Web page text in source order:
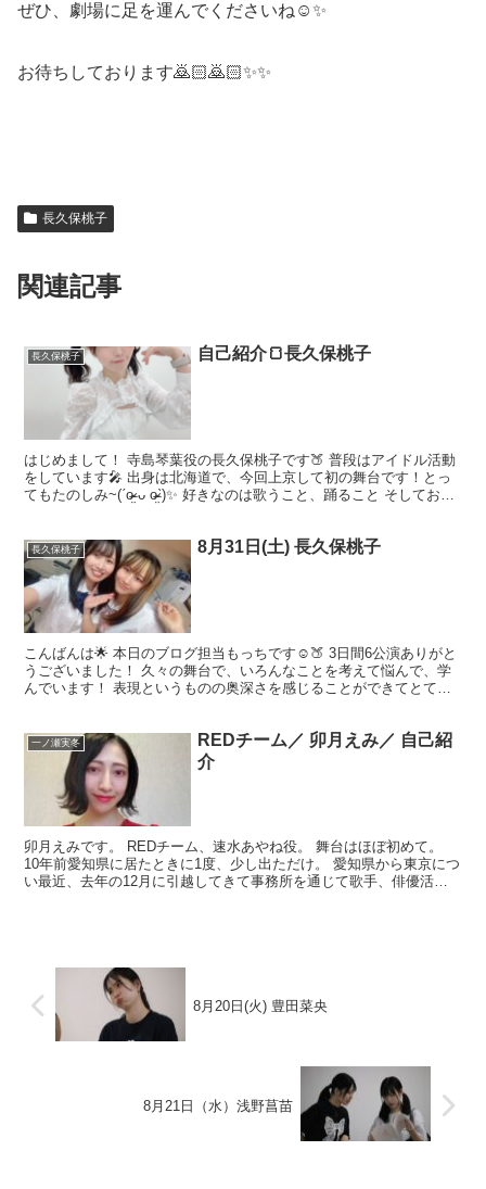
ぜひ、劇場に足を運んでくださいね☺️✨
お待ちしております🙇🏻🙇🏻✨✨
長久保桃子
関連記事
長久保桃子 自己紹介🍞長久保桃子
はじめまして！ 寺島琴葉役の長久保桃子です🍑 普段はアイドル活動
をしています🎤 出身は北海道で、今回上京して初の舞台です！とっ
てもたのしみ~(ˊo̴̶̷̤ ᴗ o̴̶̷̤ˋ)✨ 好きなのは歌うこと、踊ること そしておで
長久保桃子 8月31日(土) 長久保桃子
こんばんは🌟 本日のブログ担当もっちです☺️🍑 3日間6公演ありがと
うございました！ 久々の舞台で、いろんなことを考えて悩んで、学
んでいます！ 表現というものの奥深さを感じることができてとても
一ノ瀬実冬
REDチーム／ 卯月えみ／ 自己紹
介
卯月えみです。 REDチーム、速水あやね役。 舞台はほぼ初めて。
10年前愛知県に居たときに1度、少し出ただけ。 愛知県から東京につ
い最近、去年の12月に引越してきて事務所を通じて歌手、俳優活動
8月20日(火) 豊田菜央
8月21日（水）浅野菖苗